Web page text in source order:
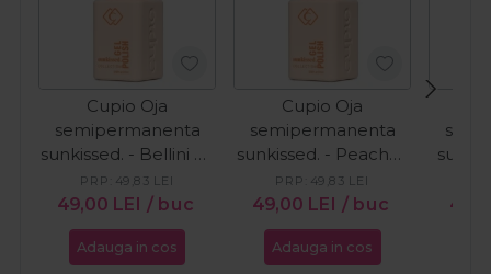
Cupio Oja
semipermanenta
sunkissed. - Bellini by
the Pool 15ml
49,00 LEI / buc
PRP: 49,83 LEI
Adauga in cos
Cupio Oja
semipermanenta
sunkissed. - Peaches
in Bloom 15ml
49,00 LEI / buc
PRP: 49,83 LEI
Adauga in cos